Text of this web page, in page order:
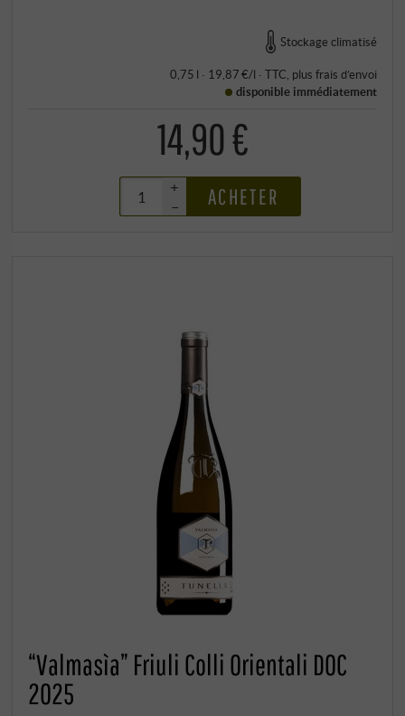
Stockage climatisé
0,75 l · 19,87 €/l · TTC, plus frais d’envoi
disponible immédiatement
14,90 €
+
–
ACHETER
“Valmasìa” Friuli Colli Orientali DOC
2025